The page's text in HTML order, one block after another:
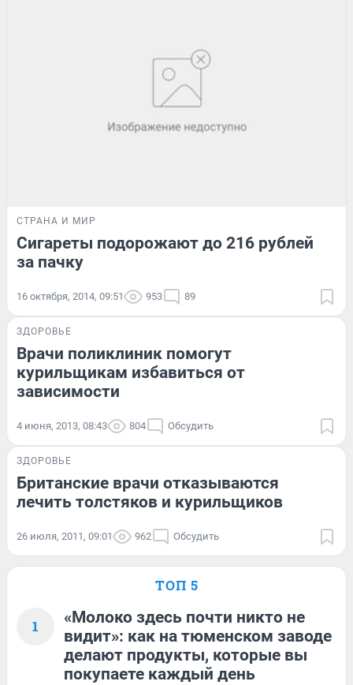
СТРАНА И МИР
Сигареты подорожают до 216 рублей
за пачку
16 октября, 2014, 09:51 953 89
ЗДОРОВЬЕ
Врачи поликлиник помогут
курильщикам избавиться от
зависимости
4 июня, 2013, 08:43 804 Обсудить
ЗДОРОВЬЕ
Британские врачи отказываются
лечить толстяков и курильщиков
26 июля, 2011, 09:01 962 Обсудить
ТОП 5
1
«Молоко здесь почти никто не
видит»: как на тюменском заводе
делают продукты, которые вы
покупаете каждый день